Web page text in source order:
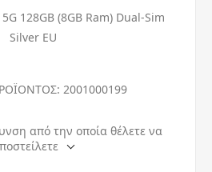
128GB (8GB Ram) Dual-Sim
Silver EU
2001000199
από την οποία θέλετε να